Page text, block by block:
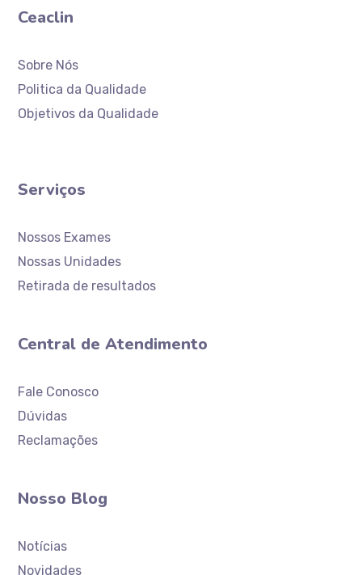
Ceaclin
Sobre Nós
Politica da Qualidade
Objetivos da Qualidade
Serviços
Nossos Exames
Nossas Unidades
Retirada de resultados
Central de Atendimento
Fale Conosco
Dúvidas
Reclamações
Nosso Blog
Notícias
Novidades